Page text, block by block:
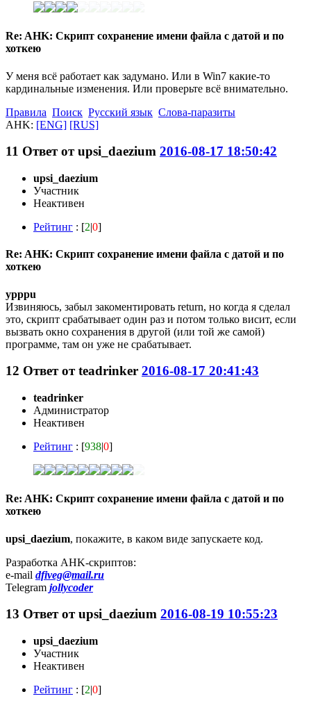
Re: AHK: Скрипт сохранение имени файла с датой и по
хоткею
У меня всё работает как задумано. Или в Win7 какие-то
кардинальные изменения. Или проверьте всё внимательно.
Правила Поиск Русский язык Слова-паразиты
AHK: [ENG] [RUS]
11 Ответ отupsi_daezium 2016-08-17 18:50:42
upsi_daezium
Участник
Неактивен
Рейтинг : [2|0]
Re: AHK: Скрипт сохранение имени файла с датой и по
хоткею
ypppu
Извиняюсь, забыл закоментировать return, но когда я сделал
это, скрипт срабатывает один раз и потом только висит, если
вызвать окно сохранения в другой (или той же самой)
программе, там он уже не срабатывает.
12 Ответ отteadrinker 2016-08-17 20:41:43
teadrinker
Администратор
Неактивен
Рейтинг : [938|0]
Re: AHK: Скрипт сохранение имени файла с датой и по
хоткею
upsi_daezium, покажите, в каком виде запускаете код.
Разработка AHK-скриптов:
e-mail dfiveg@mail.ru
Telegram jollycoder
13 Ответ отupsi_daezium 2016-08-19 10:55:23
upsi_daezium
Участник
Неактивен
Рейтинг : [2|0]